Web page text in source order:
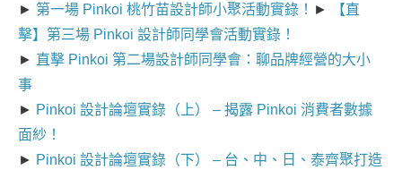
► 第一場 Pinkoi 桃竹苗設計師小聚活動實錄！ ►
【直
擊】第三場 Pinkoi 設計師同學會活動實錄！
► 直擊 Pinkoi 第二場設計師同學會：聊品牌經營的大小
事
► Pinkoi 設計論壇實錄（上） – 揭露 Pinkoi 消費者數據
面紗！
► Pinkoi 設計論壇實錄（下） – 台、中、日、泰齊聚打造